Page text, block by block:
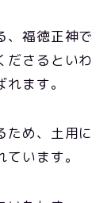
、福徳正神で
さるといわ
ます。
ため、土用に
います。